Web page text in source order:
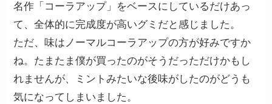
名作「コーラアップ」をベースにしているだけあっ
て、全体的に完成度が高いグミだと感じました。
ただ、味はノーマルコーラアップの方が好みですか
ね。たまたま僕が買ったのがそうだっただけかもし
れませんが、ミントみたいな後味がしたのがどうも
気になってしまいました。